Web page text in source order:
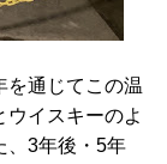
を通じてこの温
ウイスキーのよ
、3年後・5年